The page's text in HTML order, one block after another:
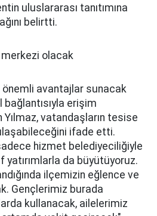
uluslararası tanıtımına
belirtti.
olacak
önemli avantajlar sunacak
bağlantısıyla erişim
Yılmaz, vatandaşların tesise
ifade etti.
hizmet belediyeciliğiyle
da büyütüyoruz.
ilçemizin eğlence ve
Gençlerimiz burada
kullanacak, ailelerimiz